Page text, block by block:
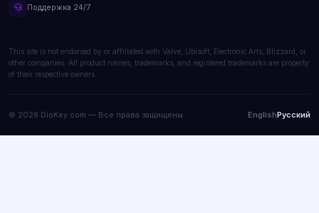
Поддержка 24/7
This site is not endorsed by or affiliated with Valve, Ubisoft, Electronic Arts, Blizzard, or
other companies. All product names, trademarks, and registered trademarks are property
of their respective owners.
© 2026 DioKey.com — Все права защищены. EnglishРусский